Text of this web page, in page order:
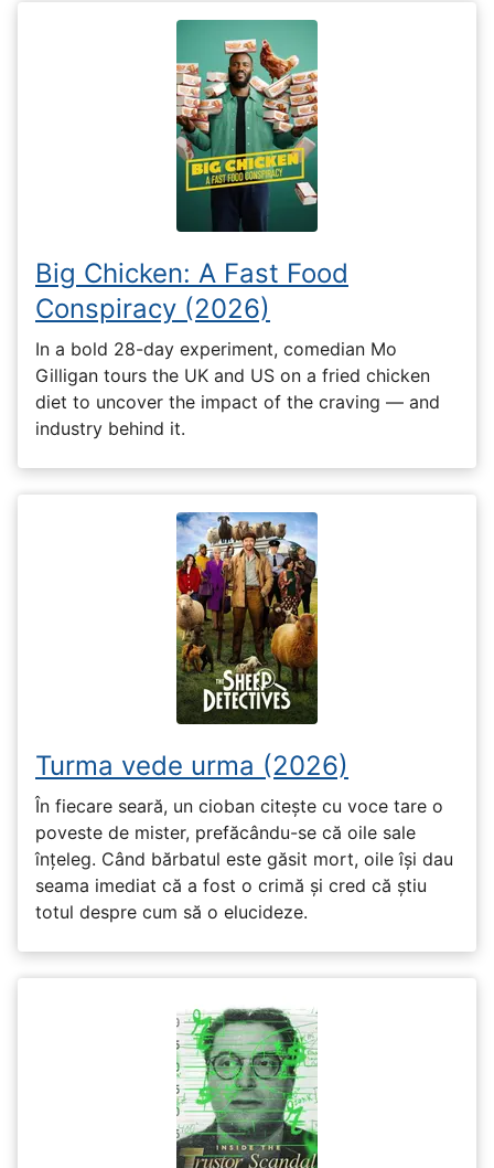
Big Chicken: A Fast Food
Conspiracy (2026)
In a bold 28-day experiment, comedian Mo
Gilligan tours the UK and US on a fried chicken
diet to uncover the impact of the craving — and
industry behind it.
Turma vede urma (2026)
În fiecare seară, un cioban citește cu voce tare o
poveste de mister, prefăcându-se că oile sale
înțeleg. Când bărbatul este găsit mort, oile își dau
seama imediat că a fost o crimă și cred că știu
totul despre cum să o elucideze.